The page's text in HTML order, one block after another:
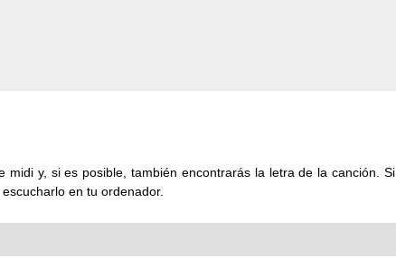
y, si es posible, también encontrarás la letra de la canción. Si
en tu ordenador.